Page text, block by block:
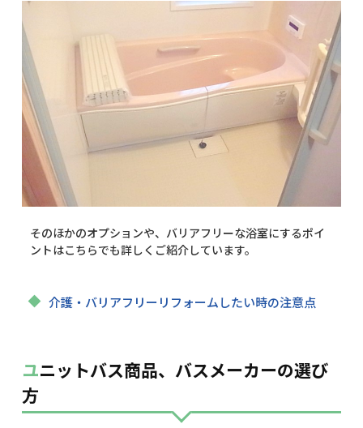
そのほかのオプションや、バリアフリーな浴室にするポイ
ントはこちらでも詳しくご紹介しています。
介護・バリアフリーリフォームしたい時の注意点
ユニットバス商品、バスメーカーの選び
方